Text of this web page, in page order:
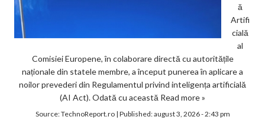
ă
Artifi
cială
al
Comisiei Europene, în colaborare directă cu autoritățile
naționale din statele membre, a început punerea în aplicare a
noilor prevederi din Regulamentul privind inteligența artificială
(AI Act). Odată cu această Read more »
Source:TechnoReport.ro| Published:august 3, 2026 - 2:43 pm